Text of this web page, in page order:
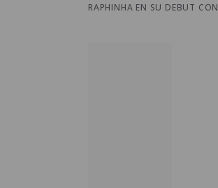
RAPHINHA EN SU DEBUT